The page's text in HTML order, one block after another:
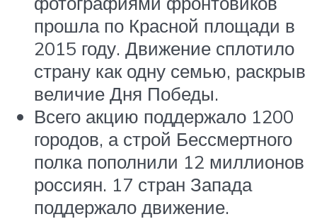
прошла по Красной площади в
2015 году. Движение сплотило
страну как одну семью, раскрыв
величие Дня Победы.
Всего акцию поддержало 1200
городов, а строй Бессмертного
полка пополнили 12 миллионов
россиян. 17 стран Запада
поддержало движение.